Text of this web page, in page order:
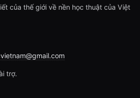
của thế giới về nền học thuật của Việt
trợ.